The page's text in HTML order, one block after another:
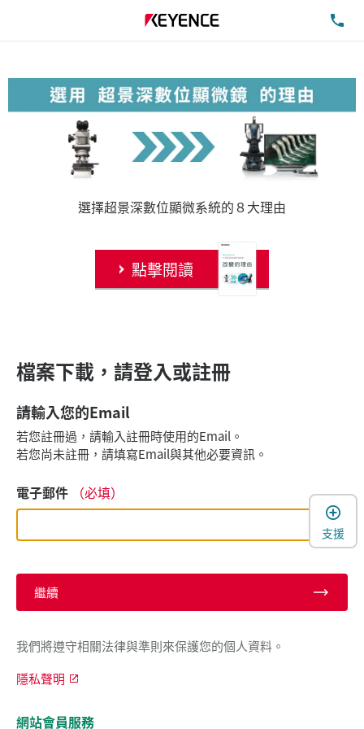
選擇超景深數位顯微系統的８大理由
點擊閱讀
檔案下載，請登入或註冊
請輸入您的Email
若您註冊過，請輸入註冊時使用的Email。
若您尚未註冊，請填寫Email與其他必要資訊。
電子郵件 （必填）
繼續
我們將遵守相關法律與準則來保護您的個人資料。
隱私聲明
網站會員服務
支援